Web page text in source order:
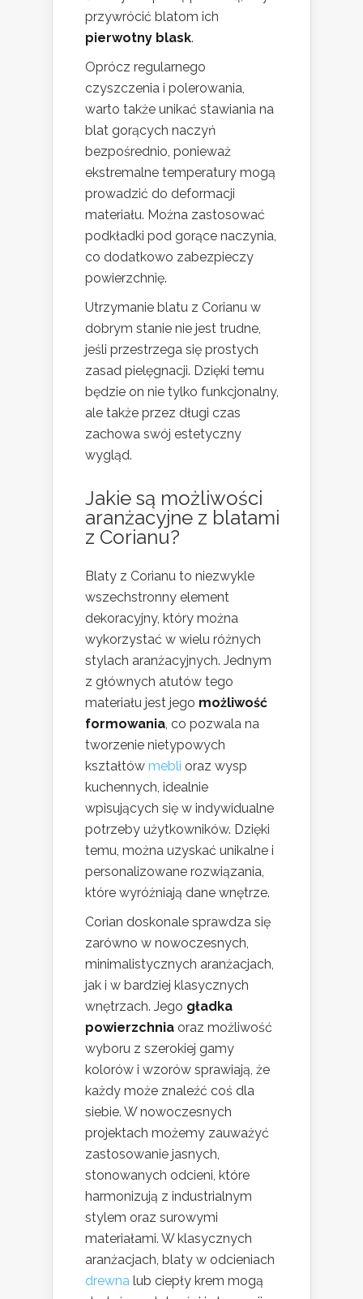
przywrócić blatom ich
pierwotny blask.
Oprócz regularnego
czyszczenia i polerowania,
warto także unikać stawiania na
blat gorących naczyń
bezpośrednio, ponieważ
ekstremalne temperatury mogą
prowadzić do deformacji
materiału. Można zastosować
podkładki pod gorące naczynia,
co dodatkowo zabezpieczy
powierzchnię.
Utrzymanie blatu z Corianu w
dobrym stanie nie jest trudne,
jeśli przestrzega się prostych
zasad pielęgnacji. Dzięki temu
będzie on nie tylko funkcjonalny,
ale także przez długi czas
zachowa swój estetyczny
wygląd.
Jakie są możliwości
aranżacyjne z blatami
z Corianu?
Blaty z Corianu to niezwykle
wszechstronny element
dekoracyjny, który można
wykorzystać w wielu różnych
stylach aranżacyjnych. Jednym
z głównych atutów tego
materiału jest jego możliwość
formowania, co pozwala na
tworzenie nietypowych
kształtów mebli oraz wysp
kuchennych, idealnie
wpisujących się w indywidualne
potrzeby użytkowników. Dzięki
temu, można uzyskać unikalne i
personalizowane rozwiązania,
które wyróżniają dane wnętrze.
Corian doskonale sprawdza się
zarówno w nowoczesnych,
minimalistycznych aranżacjach,
jak i w bardziej klasycznych
wnętrzach. Jego gładka
powierzchnia oraz możliwość
wyboru z szerokiej gamy
kolorów i wzorów sprawiają, że
każdy może znaleźć coś dla
siebie. W nowoczesnych
projektach możemy zauważyć
zastosowanie jasnych,
stonowanych odcieni, które
harmonizują z industrialnym
stylem oraz surowymi
materiałami. W klasycznych
aranżacjach, blaty w odcieniach
drewna lub ciepły krem mogą